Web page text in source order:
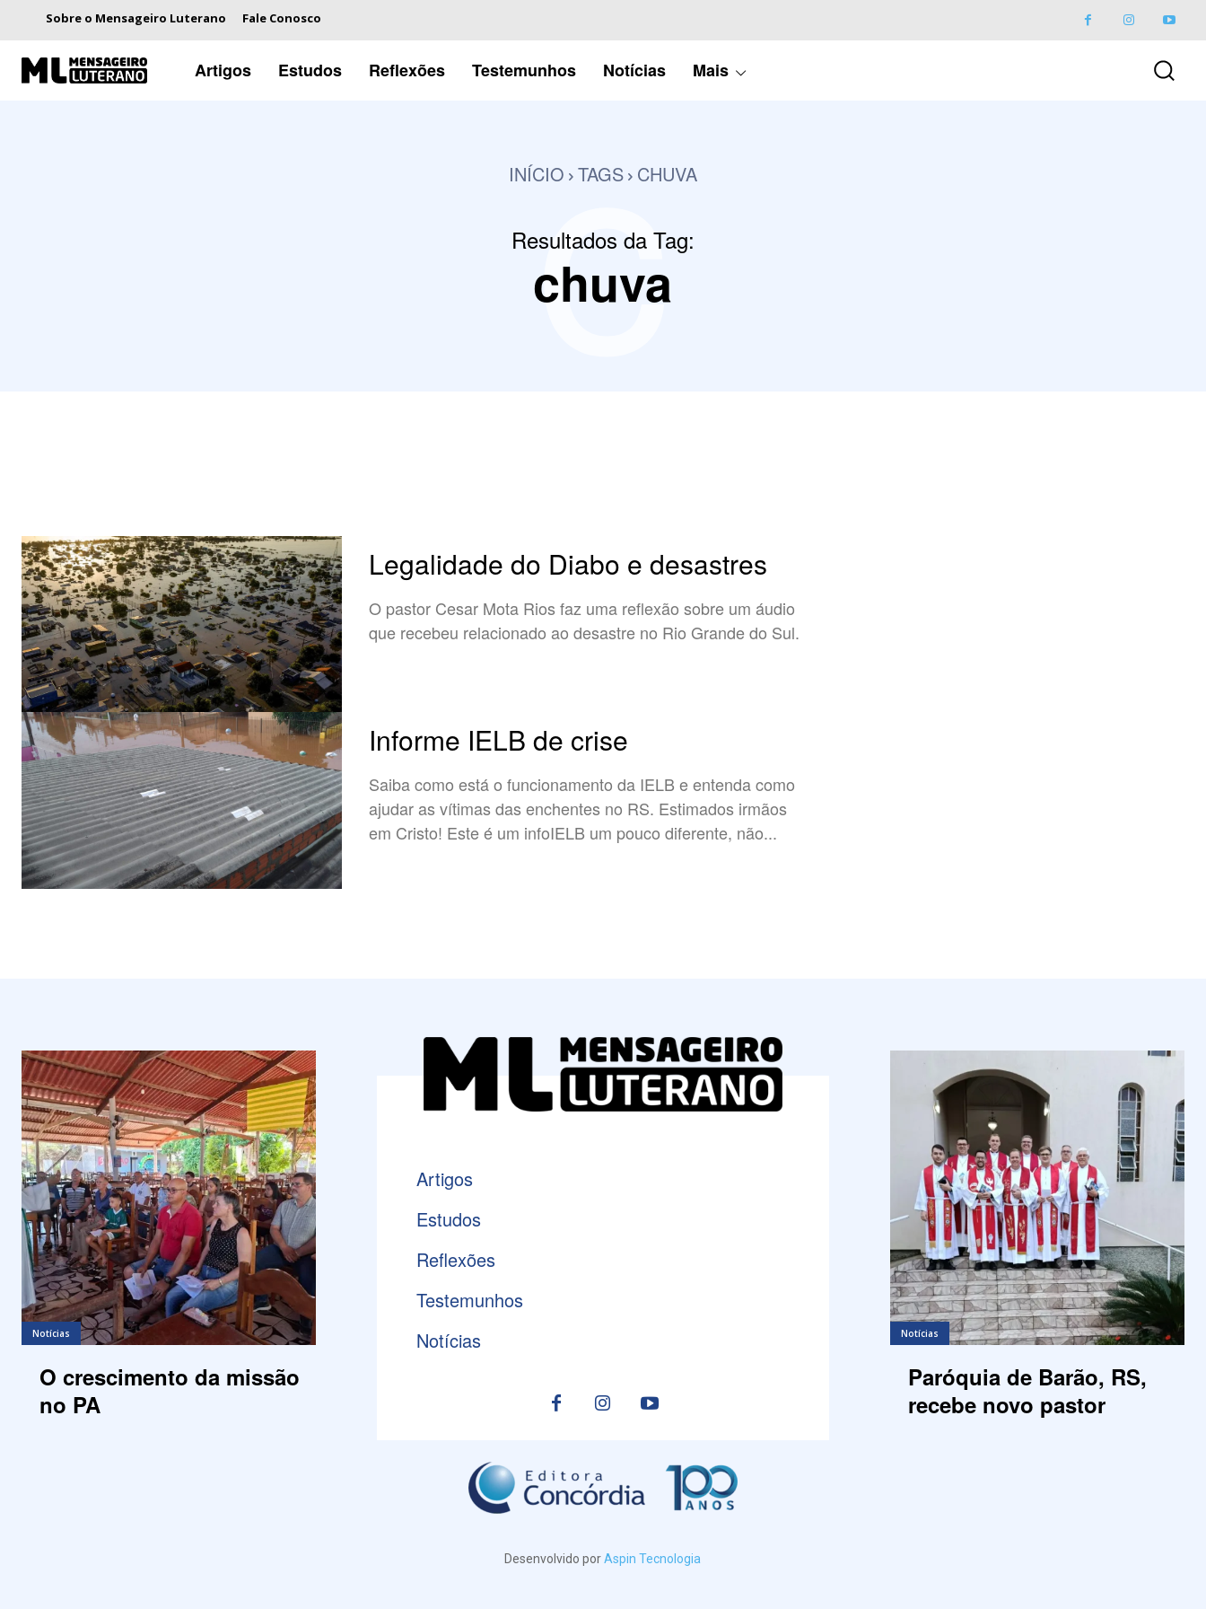
Sobre o Mensageiro Luterano Fale Conosco
Artigos Estudos Reflexões Testemunhos Notícias Mais
INÍCIO TAGS CHUVA
Resultados da Tag:
chuva
c
Legalidade do Diabo e desastres
O pastor Cesar Mota Rios faz uma reflexão sobre um áudio
que recebeu relacionado ao desastre no Rio Grande do Sul.
Informe IELB de crise
Saiba como está o funcionamento da IELB e entenda como
ajudar as vítimas das enchentes no RS. Estimados irmãos
em Cristo! Este é um infoIELB um pouco diferente, não...
Notícias
O crescimento da missão
no PA
Artigos
Estudos
Reflexões
Testemunhos
Notícias
Desenvolvido porAspin Tecnologia
Notícias
Paróquia de Barão, RS,
recebe novo pastor